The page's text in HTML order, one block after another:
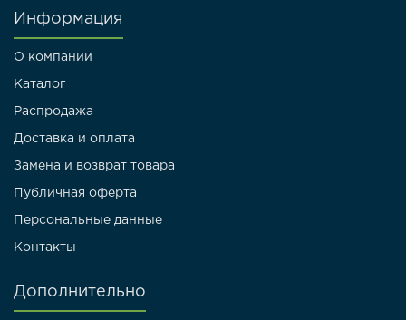
Информация
О компании
Каталог
Распродажа
Доставка и оплата
Замена и возврат товара
Публичная оферта
Персональные данные
Контакты
Дополнительно